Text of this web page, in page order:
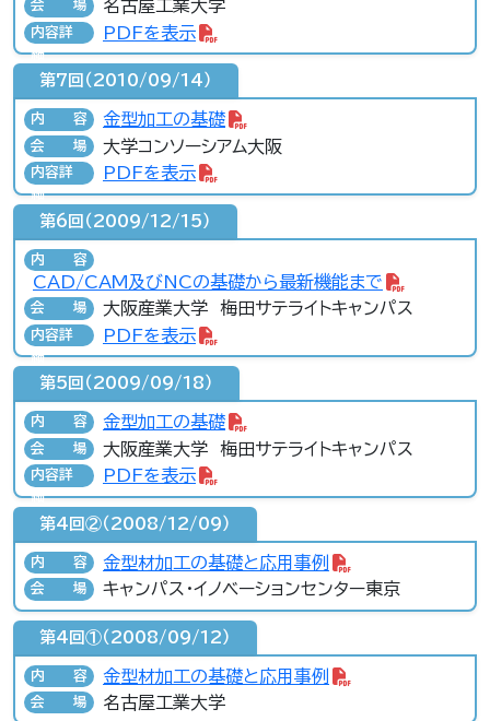
会場 名古屋工業大学
内容詳
細
PDFを表示
第7回（2010/09/14）
内容 金型加工の基礎
会場 大学コンソーシアム大阪
内容詳
細
PDFを表示
第6回（2009/12/15）
内容
CAD/CAM及びNCの基礎から最新機能まで
会場 大阪産業大学 梅田サテライトキャンパス
内容詳
細
PDFを表示
第5回（2009/09/18）
内容 金型加工の基礎
会場 大阪産業大学 梅田サテライトキャンパス
内容詳
細
PDFを表示
第4回②（2008/12/09）
内容 金型材加工の基礎と応用事例
会場 キャンパス･イノベーションセンター東京
第4回①（2008/09/12）
内容 金型材加工の基礎と応用事例
会場 名古屋工業大学